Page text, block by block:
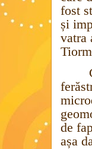
fost
și
vatra
de
așa